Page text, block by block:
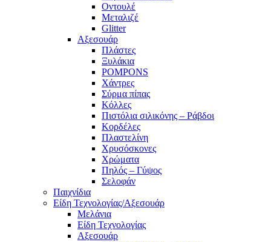
Οντουλέ
Μεταλιζέ
Glitter
Αξεσουάρ
Πλάστες
Ξυλάκια
POMPONS
Χάντρες
Σύρμα πίπας
Κόλλες
Πιστόλια σιλικόνης – Ράβδοι
Κορδέλες
Πλαστελίνη
Χρυσόσκονες
Χρώματα
Πηλός – Γύψος
Σελοφάν
Παιχνίδια
Είδη Τεχνολογίας/Αξεσουάρ
Μελάνια
Είδη Τεχνολογίας
Αξεσουάρ